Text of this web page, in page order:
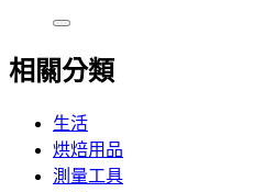
相關分類
生活
烘焙用品
測量工具